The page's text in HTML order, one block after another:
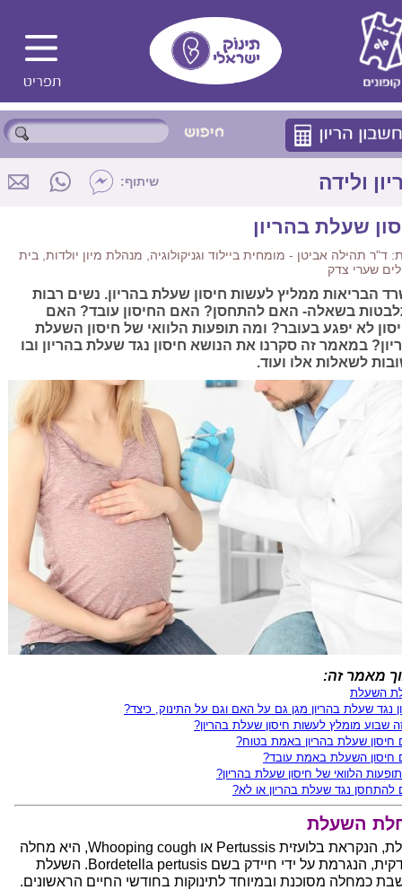
ולידה שיתוף:
שעלת בהריון
ד"ר תהילה אביטן - מומחית ביילוד וגניקולוגיה, מנהלת מיון יולדות, בית
שערי צדק
הבריאות ממליץ לעשות חיסון שעלת בהריון. נשים רבות
בשאלה- האם להתחסן? האם החיסון עובד? האם
לא יפגע בעובר? ומה תופעות הלוואי של חיסון השעלת
במאמר זה סקרנו את הנושא חיסון נגד שעלת בהריון ובו
לשאלות אלו ועוד.
מאמר זה:
השעלת
נגד שעלת בהריון מגן גם על האם וגם על התינוק, כיצד?
שבוע מומלץ לעשות חיסון שעלת בהריון?
חיסון שעלת בהריון באמת בטוח?
חיסון השעלת באמת עובד?
הלוואי של חיסון שעלת בהריון?
להתחסן נגד שעלת בהריון או לא?
השעלת
שעלת, הנקראת בלועזית Pertussis או Whooping cough, היא מחלה
חיידקית, הנגרמת על ידי חיידק בשם Bordetella pertusis. השעלת
כמחלה מסוכנת ובמיוחד לתינוקות בחודשי החיים הראשונים.